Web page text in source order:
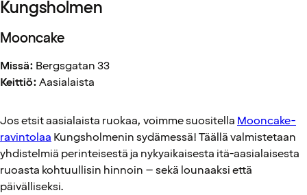
Kungsholmen
Mooncake
Missä: Bergsgatan 33
Keittiö:Aasialaista
Jos etsit aasialaista ruokaa, voimme suositella Mooncake-
ravintolaa Kungsholmenin sydämessä! Täällä valmistetaan
yhdistelmiä perinteisestä ja nykyaikaisesta itä-aasialaisesta
ruoasta kohtuullisin hinnoin – sekä lounaaksi että
päivälliseksi.